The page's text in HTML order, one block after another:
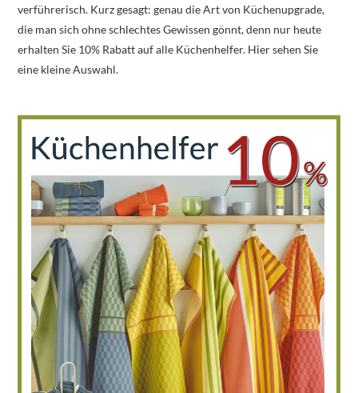
verführerisch. Kurz gesagt: genau die Art von Küchenupgrade,
die man sich ohne schlechtes Gewissen gönnt, denn nur heute
erhalten Sie 10% Rabatt auf alle Küchenhelfer. Hier sehen Sie
eine kleine Auswahl.